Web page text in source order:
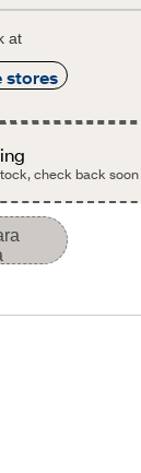
at
stores
check back soon